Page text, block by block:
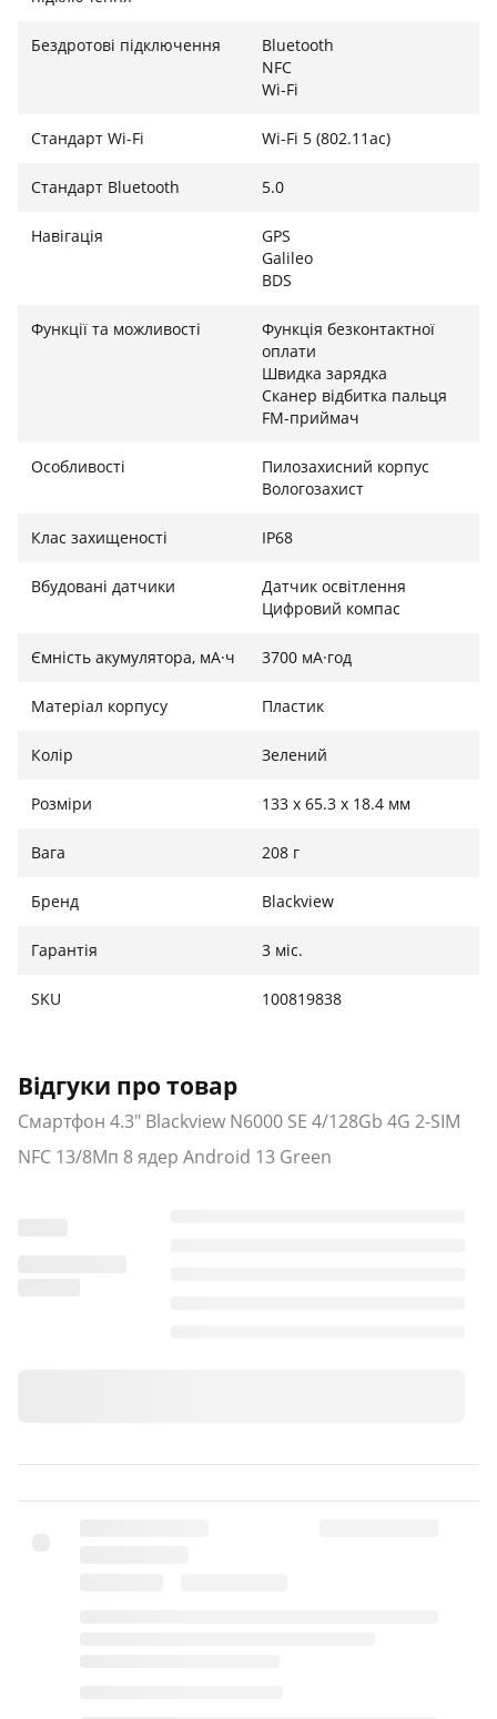
Бездротові підключення
Bluetooth
NFC
Wi-Fi
Стандарт Wi-Fi Wi-Fi 5 (802.11ac)
Стандарт Bluetooth 5.0
Навігація
GPS
Galileo
BDS
Функції та можливості
Функція безконтактної
оплати
Швидка зарядка
Сканер відбитка пальця
FM-приймач
Особливості
Пилозахисний корпус
Вологозахист
Клас захищеності IP68
Вбудовані датчики
Датчик освітлення
Цифровий компас
Ємність акумулятора, мА·ч 3700 мА·год
Матеріал корпусу Пластик
Колір Зелений
Розміри 133 x 65.3 x 18.4 мм
Вага 208 г
Бренд Blackview
Гарантія 3 міс.
SKU 100819838
Відгуки про товар
Смартфон 4.3" Blackview N6000 SE 4/128Gb 4G 2-SIM
NFC 13/8Мп 8 ядер Android 13 Green